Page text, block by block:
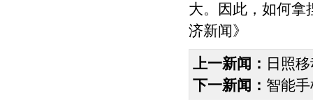
大。因此，如何拿
济新闻》
上一新闻： 日照
下一新闻： 智能